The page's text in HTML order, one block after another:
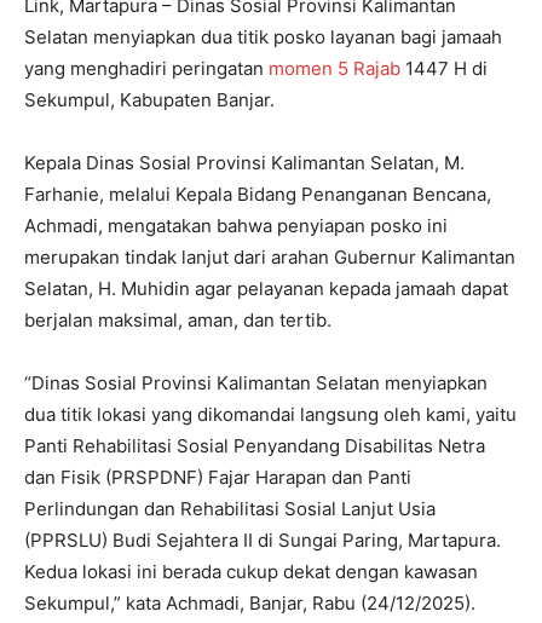
Link, Martapura – Dinas Sosial Provinsi Kalimantan
Selatan menyiapkan dua titik posko layanan bagi jamaah
yang menghadiri peringatan momen 5 Rajab 1447 H di
Sekumpul, Kabupaten Banjar.
Kepala Dinas Sosial Provinsi Kalimantan Selatan, M.
Farhanie, melalui Kepala Bidang Penanganan Bencana,
Achmadi, mengatakan bahwa penyiapan posko ini
merupakan tindak lanjut dari arahan Gubernur Kalimantan
Selatan, H. Muhidin agar pelayanan kepada jamaah dapat
berjalan maksimal, aman, dan tertib.
“Dinas Sosial Provinsi Kalimantan Selatan menyiapkan
dua titik lokasi yang dikomandai langsung oleh kami, yaitu
Panti Rehabilitasi Sosial Penyandang Disabilitas Netra
dan Fisik (PRSPDNF) Fajar Harapan dan Panti
Perlindungan dan Rehabilitasi Sosial Lanjut Usia
(PPRSLU) Budi Sejahtera II di Sungai Paring, Martapura.
Kedua lokasi ini berada cukup dekat dengan kawasan
Sekumpul,” kata Achmadi, Banjar, Rabu (24/12/2025).